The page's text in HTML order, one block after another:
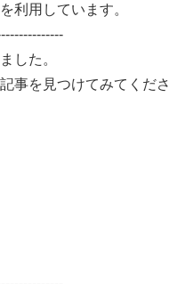
利用しています。
した。
事を見つけてみてくださ